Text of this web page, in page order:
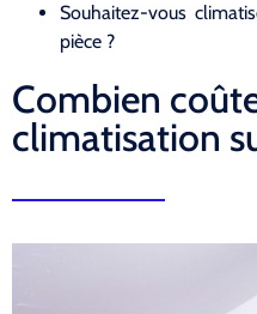
Souhaitez-vous
pièce ?
Combien
climatisation